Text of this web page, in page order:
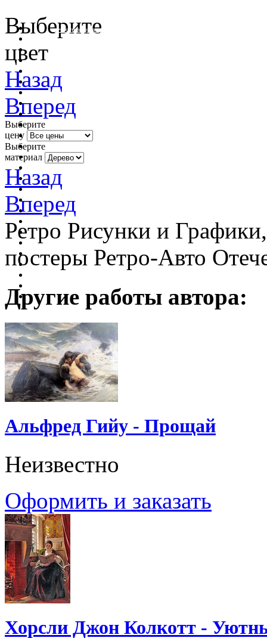
очистить фильтр цвета
Выберите
цвет
Назад
Вперед
Выберите
цену
Выберите
материал
Назад
Вперед
Ретро Рисунки и
постеры Ретро-Авто
Другие работы автора:
Альфред Гийу - Прощай
Неизвестно
Оформить и заказать
Хорсли Джон Колкотт -